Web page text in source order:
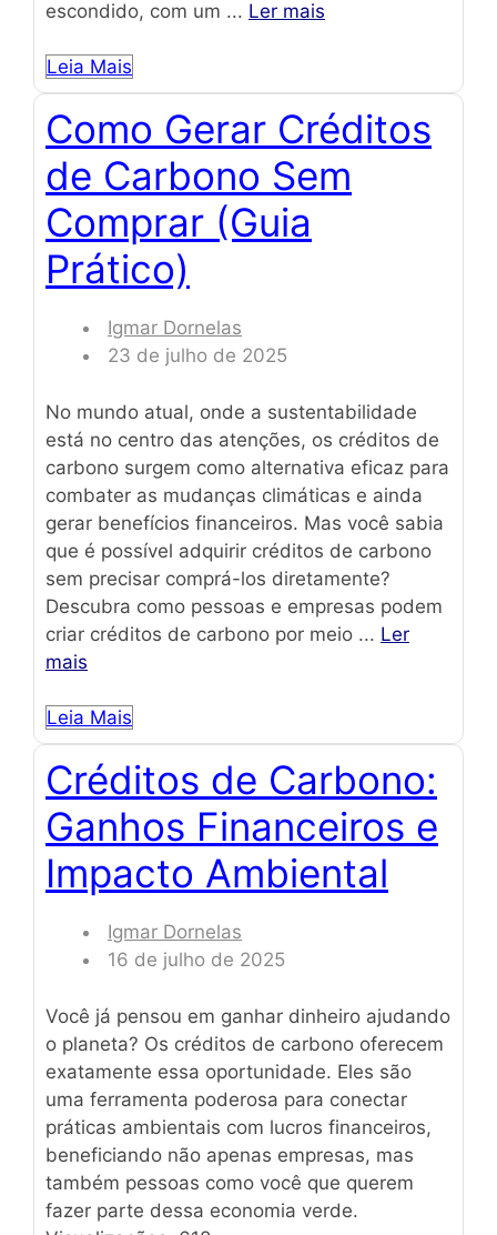
escondido, com um ... Ler mais
Leia Mais
Como Gerar Créditos
de Carbono Sem
Comprar (Guia
Prático)
Igmar Dornelas
23 de julho de 2025
No mundo atual, onde a sustentabilidade
está no centro das atenções, os créditos de
carbono surgem como alternativa eficaz para
combater as mudanças climáticas e ainda
gerar benefícios financeiros. Mas você sabia
que é possível adquirir créditos de carbono
sem precisar comprá-los diretamente?
Descubra como pessoas e empresas podem
criar créditos de carbono por meio ... Ler
mais
Leia Mais
Créditos de Carbono:
Ganhos Financeiros e
Impacto Ambiental
Igmar Dornelas
16 de julho de 2025
Você já pensou em ganhar dinheiro ajudando
o planeta? Os créditos de carbono oferecem
exatamente essa oportunidade. Eles são
uma ferramenta poderosa para conectar
práticas ambientais com lucros financeiros,
beneficiando não apenas empresas, mas
também pessoas como você que querem
fazer parte dessa economia verde.